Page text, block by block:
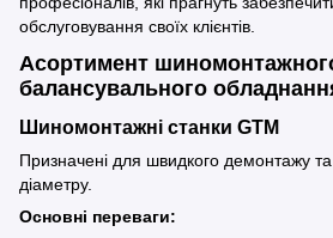
обслуговування своїх клієнтів.
Асортимент
балансувального
Шиномонтажні станки GTM
Призначені для швидкого демонтажу
діаметру.
Основні переваги: